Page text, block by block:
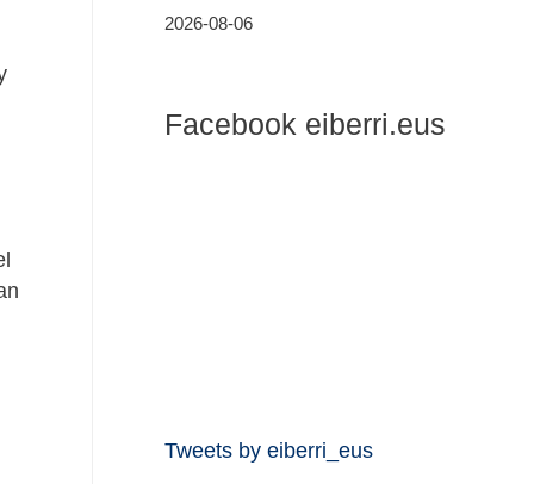
2026-08-06
Facebook eiberri.eus
Tweets by eiberri_eus